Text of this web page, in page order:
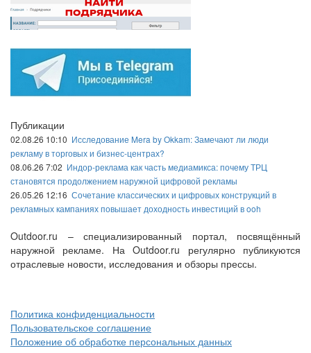
Публикации
02.08.26 10:10 Исследование Mera by Okkam: Замечают ли люди
рекламу в торговых и бизнес-центрах?
08.06.26 7:02 Индор-реклама как часть медиамикса: почему ТРЦ
становятся продолжением наружной цифровой рекламы
26.05.26 12:16 Сочетание классических и цифровых конструкций в
рекламных кампаниях повышает доходность инвестиций в ooh
Outdoor.ru – специализированный портал, посвящённый
наружной рекламе. На Outdoor.ru регулярно публикуются
отраслевые новости, исследования и обзоры прессы.
Политика конфиденциальности
Пользовательское соглашение
Положение об обработке персональных данных